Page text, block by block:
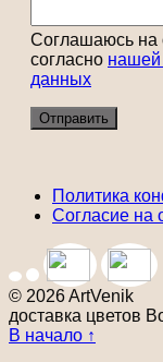
Соглашаюсь на
согласно нашей
данных
Политика
Согласие на
© 2026 ArtVenik
доставка цветов
В начало ↑